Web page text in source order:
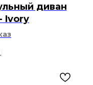
диван
Ivory